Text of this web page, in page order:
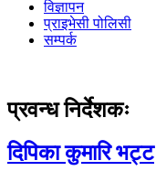
विज्ञापन
प्राइभेसी पोलिसी
सम्पर्क
प्रवन्ध निर्देशकः
दिपिका कुमारि भट्ट